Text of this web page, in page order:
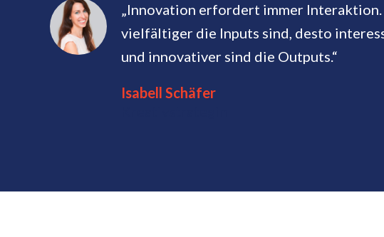
„Innovation erfordert immer Interaktion.
vielfältiger die Inputs sind, desto
und innovativer sind die Outputs.“
Isabell Schäfer